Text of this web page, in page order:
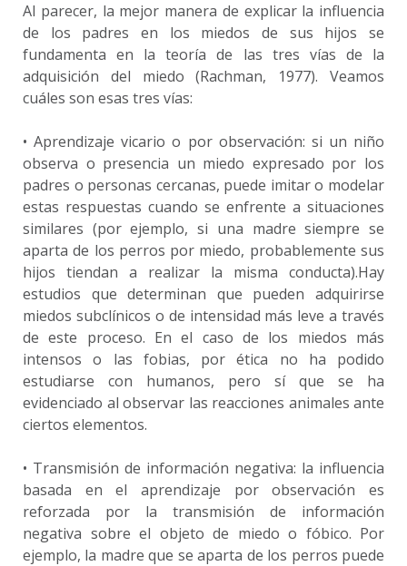
Al parecer, la mejor manera de explicar la influencia
de los padres en los miedos de sus hijos se
fundamenta en la teoría de las tres vías de la
adquisición del miedo (Rachman, 1977). Veamos
cuáles son esas tres vías:
• Aprendizaje vicario o por observación: si un niño
observa o presencia un miedo expresado por los
padres o personas cercanas, puede imitar o modelar
estas respuestas cuando se enfrente a situaciones
similares (por ejemplo, si una madre siempre se
aparta de los perros por miedo, probablemente sus
hijos tiendan a realizar la misma conducta).Hay
estudios que determinan que pueden adquirirse
miedos subclínicos o de intensidad más leve a través
de este proceso. En el caso de los miedos más
intensos o las fobias, por ética no ha podido
estudiarse con humanos, pero sí que se ha
evidenciado al observar las reacciones animales ante
ciertos elementos.
• Transmisión de información negativa: la influencia
basada en el aprendizaje por observación es
reforzada por la transmisión de información
negativa sobre el objeto de miedo o fóbico. Por
ejemplo, la madre que se aparta de los perros puede